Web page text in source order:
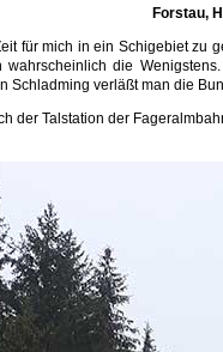
Forstau,
für mich in ein Schigebiet zu
wahrscheinlich die
Schladming verläßt man die
der Talstation der